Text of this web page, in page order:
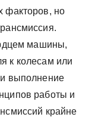
факторов, но
машины,
к колесам или
выполнение
работы и
крайне